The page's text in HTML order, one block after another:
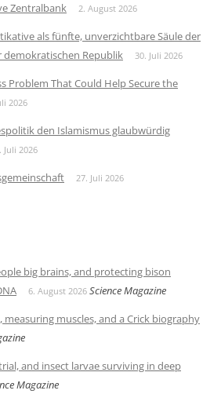
Zentralbank
2. August 2026
als fünfte, unverzichtbare Säule der
Republik
30. Juli 2026
Problem That Could Help Secure the
2026
den Islamismus glaubwürdig
Juli 2026
27. Juli 2026
big brains, and protecting bison
6. August 2026 Science Magazine
measuring muscles, and a Crick biography
and insect larvae surviving in deep
Magazine